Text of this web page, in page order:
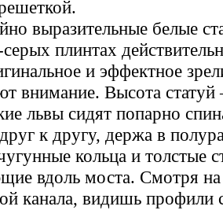
выразительные белые
плинтах
и эффектное
внимание. Высота
львы сидят попарно
к другу, держа в
кольца и толстые
вдоль моста. Смотря на
канала, видишь профили